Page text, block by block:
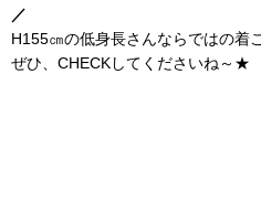
／
H155㎝の低身長さんならではの着
ぜひ、CHECKしてくださいね～★